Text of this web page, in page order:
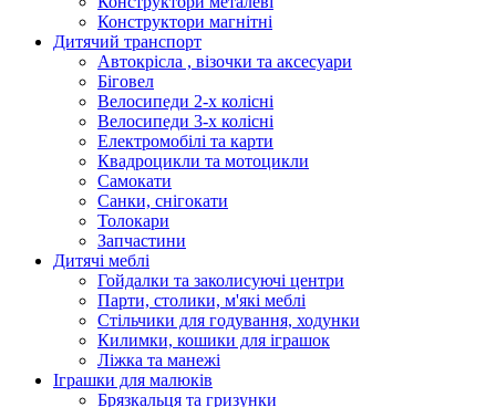
Конструктори магнітні
Дитячий транспорт
Автокрісла , візочки та аксесуари
Біговел
Велосипеди 2-х колісні
Велосипеди 3-х колісні
Електромобілі та карти
Квадроцикли та мотоцикли
Самокати
Санки, снігокати
Толокари
Запчастини
Дитячі меблі
Гойдалки та заколисуючі центри
Парти, столики, м'які меблі
Стільчики для годування, ходунки
Килимки, кошики для іграшок
Ліжка та манежі
Іграшки для малюків
Брязкальця та гризунки